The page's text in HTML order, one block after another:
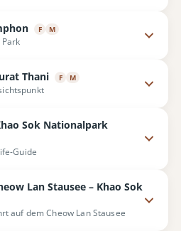
F M
Thani F M
Sok Nationalpark
Guide
Lan Stausee – Khao Sok
auf dem Cheow Lan Stausee